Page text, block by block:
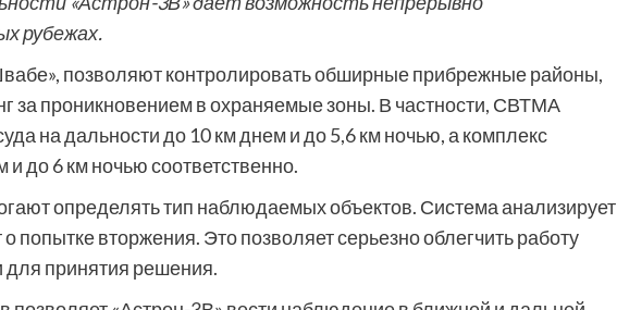
рубежах.
позволяют контролировать обширные прибрежные районы,
за проникновением в охраняемые зоны. В частности, СВТМА
на дальности до 10 км днем и до 5,6 км ночью, а комплекс
до 6 км ночью соответственно.
определять тип наблюдаемых объектов. Система анализирует
вторжения. Это позволяет серьезно облегчить работу
принятия решения.